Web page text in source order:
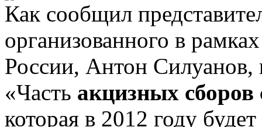
Как сообщил
организованного в
России, Антон
«Часть акцизных сборов
которая в 2012 году